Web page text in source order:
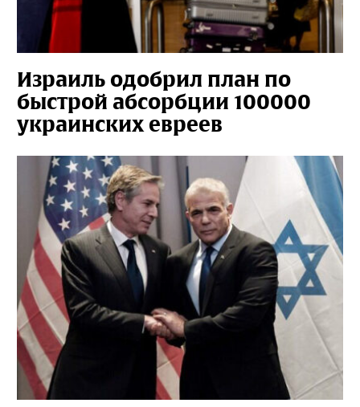
Израиль одобрил план по
быстрой абсорбции 100000
украинских евреев